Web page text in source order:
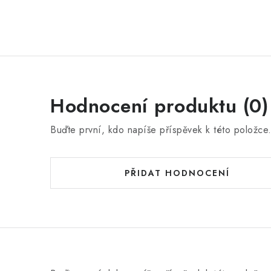
Hodnocení produktu (0)
Buďte první, kdo napíše příspěvek k této položce.
PŘIDAT HODNOCENÍ